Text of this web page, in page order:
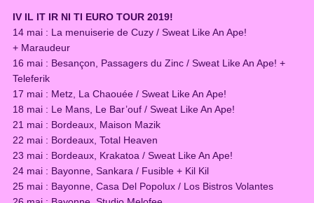
IV IL IT IR NI TI EURO TOUR 2019!
14 mai : La menuiserie de Cuzy / Sweat Like An Ape!
+ Maraudeur
16 mai : Besançon, Passagers du Zinc / Sweat Like An Ape! +
Teleferik
17 mai : Metz, La Chaouée / Sweat Like An Ape!
18 mai : Le Mans, Le Bar’ouf / Sweat Like An Ape!
21 mai : Bordeaux, Maison Mazik
22 mai : Bordeaux, Total Heaven
23 mai : Bordeaux, Krakatoa / Sweat Like An Ape!
24 mai : Bayonne, Sankara / Fusible + Kil Kil
25 mai : Bayonne, Casa Del Popolux / Los Bistros Volantes